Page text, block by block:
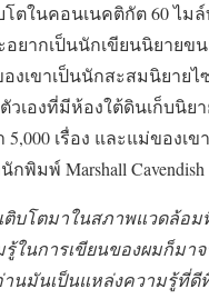
โตในคอนเนคติกัต 60 ไม
อยากเป็นนักเขียนนิยายข
งเขาเป็นนักสะสมนิยายไ
วเองที่มีห้องใต้ดินเก็บนิย
เรื่อง และแม่ของเข
พิมพ์ Marshall
บโตมาในสภาพแวดล้อม
ในการเขียนของผมก็มา
นมันเป็นแหล่งความรู้ที่ดี